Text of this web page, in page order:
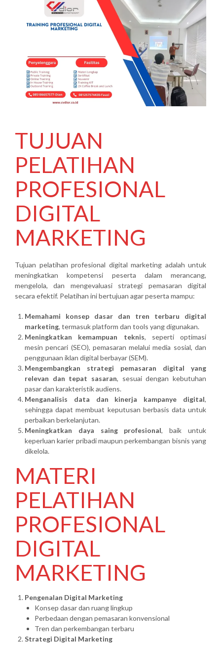
TUJUAN
PELATIHAN
PROFESIONAL
DIGITAL
MARKETING
Tujuan pelatihan profesional digital marketing adalah untuk
meningkatkan kompetensi peserta dalam merancang,
mengelola, dan mengevaluasi strategi pemasaran digital
secara efektif. Pelatihan ini bertujuan agar peserta mampu:
Memahami konsep dasar dan tren terbaru digital
marketing, termasuk platform dan tools yang digunakan.
Meningkatkan kemampuan teknis, seperti optimasi
mesin pencari (SEO), pemasaran melalui media sosial, dan
penggunaan iklan digital berbayar (SEM).
Mengembangkan strategi pemasaran digital yang
relevan dan tepat sasaran, sesuai dengan kebutuhan
pasar dan karakteristik audiens.
Menganalisis data dan kinerja kampanye digital,
sehingga dapat membuat keputusan berbasis data untuk
perbaikan berkelanjutan.
Meningkatkan daya saing profesional, baik untuk
keperluan karier pribadi maupun perkembangan bisnis yang
dikelola.
MATERI
PELATIHAN
PROFESIONAL
DIGITAL
MARKETING
Pengenalan Digital Marketing
Konsep dasar dan ruang lingkup
Perbedaan dengan pemasaran konvensional
Tren dan perkembangan terbaru
Strategi Digital Marketing